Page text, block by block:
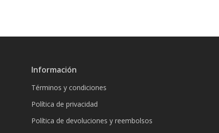
Información
Términos y condiciones
Política de privacidad
Política de devoluciones y reembolsos